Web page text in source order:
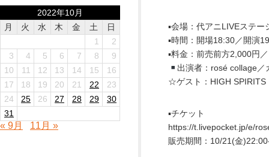
2022年10月
月
火 水 木 金 土
日
1
2
3
4 5 6 7 8
9
10
11 12 13 14 15
16
17
18 19 20 21 22
23
24
25 26 27 28 29
30
31
« 9月 11月 »
▪︎会場：代アニLIVEステー
▪︎時間：開場18:30／開演
▪︎料金：前売前方2,000円
出演者：rosé collage／
☆ゲスト：HIGH SPIRITS
▪︎チケット
https://t.livepocket.jp/e/
販売期間：10/21(金